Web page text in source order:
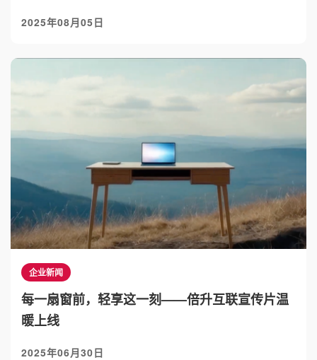
2025年08月05日
企业新闻
每一扇窗前，轻享这一刻——倍升互联宣传片温
暖上线
2025年06月30日